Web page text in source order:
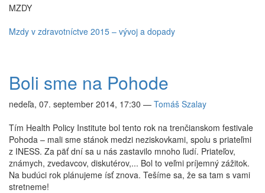
MZDY
Mzdy v zdravotníctve 2015 – vývoj a dopady
Boli sme na Pohode
nedeľa, 07. september 2014, 17:30 — Tomáš Szalay
Tím Health Policy Institute bol tento rok na trenčianskom festivale
Pohoda – mali sme stánok medzi neziskovkami, spolu s priateľmi
z INESS. Za päť dní sa u nás zastavilo mnoho ľudí. Priateľov,
známych, zvedavcov, diskutérov,... Bol to veľmi príjemný zážitok.
Na budúci rok plánujeme ísť znova. Tešíme sa, že sa tam s vami
stretneme!